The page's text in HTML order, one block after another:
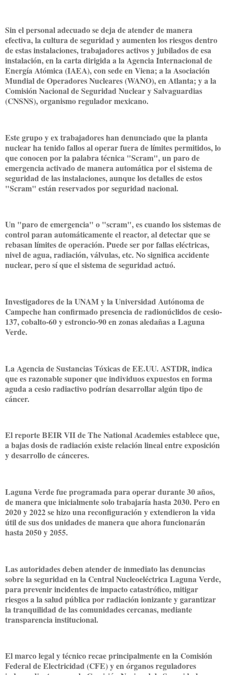
Sin el personal adecuado se deja de atender de manera
efectiva, la cultura de seguridad y aumenten los riesgos dentro
de estas instalaciones, trabajadores activos y jubilados de esa
instalación, en la carta dirigida a la Agencia Internacional de
Energía Atómica (IAEA), con sede en Viena; a la Asociación
Mundial de Operadores Nucleares (WANO), en Atlanta; y a la
Comisión Nacional de Seguridad Nuclear y Salvaguardias
(CNSNS), organismo regulador mexicano.
Este grupo y ex trabajadores han denunciado que la planta
nuclear ha tenido fallos al operar fuera de límites permitidos, lo
que conocen por la palabra técnica "Scram", un paro de
emergencia activado de manera automática por el sistema de
seguridad de las instalaciones, aunque los detalles de estos
"Scram" están reservados por seguridad nacional.
Un "paro de emergencia" o "scram", es cuando los sistemas de
control paran automáticamente el reactor, al detectar que se
rebasan límites de operación. Puede ser por fallas eléctricas,
nivel de agua, radiación, válvulas, etc. No significa accidente
nuclear, pero sí que el sistema de seguridad actuó.
Investigadores de la UNAM y la Universidad Autónoma de
Campeche han confirmado presencia de radionúclidos de cesio-
137, cobalto-60 y estroncio-90 en zonas aledañas a Laguna
Verde.
La Agencia de Sustancias Tóxicas de EE.UU. ASTDR, indica
que es razonable suponer que individuos expuestos en forma
aguda a cesio radiactivo podrían desarrollar algún tipo de
cáncer.
El reporte BEIR VII de The National Academies establece que,
a bajas dosis de radiación existe relación lineal entre exposición
y desarrollo de cánceres.
Laguna Verde fue programada para operar durante 30 años,
de manera que inicialmente solo trabajaría hasta 2030. Pero en
2020 y 2022 se hizo una reconfiguración y extendieron la vida
útil de sus dos unidades de manera que ahora funcionarán
hasta 2050 y 2055.
Las autoridades deben atender de inmediato las denuncias
sobre la seguridad en la Central Nucleoeléctrica Laguna Verde,
para prevenir incidentes de impacto catastrófico, mitigar
riesgos a la salud pública por radiación ionizante y garantizar
la tranquilidad de las comunidades cercanas, mediante
transparencia institucional.
El marco legal y técnico recae principalmente en la Comisión
Federal de Electricidad (CFE) y en órganos reguladores